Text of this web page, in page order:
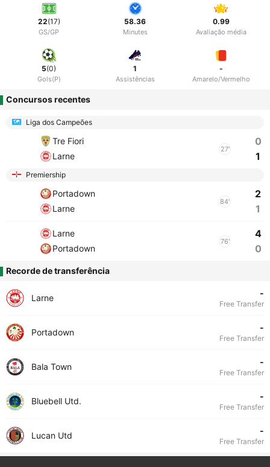
22(17)
GS/GP
58.36
Minutes
0.99
Avaliação média
5(0)
Gols(P)
1
Assistências
-
Amarelo/Vermelho
Concursos recentes
Liga dos Campeões
Tre Fiori
Larne
27'
0
1
Premiership
Portadown
Larne
84'
2
1
Larne
Portadown
76'
4
0
Recorde de transferência
Larne -
Free Transfer
Portadown -
Free Transfer
Bala Town -
Free Transfer
Bluebell Utd. -
Free Transfer
Lucan Utd -
Free Transfer